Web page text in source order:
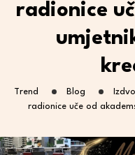
radionice
Trend Blog
radionice uče od